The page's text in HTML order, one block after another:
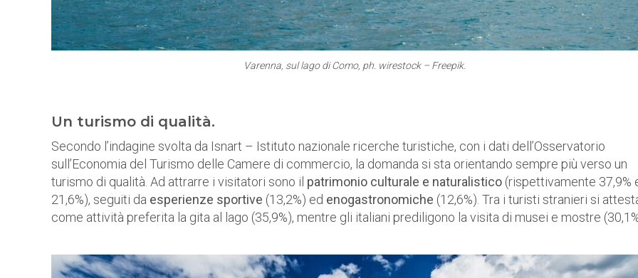
Varenna, sul lago di Como, ph. wirestock – Freepik.
Un turismo di qualità.
Secondo l’indagine svolta da Isnart – Istituto nazionale ricerche turistiche, con i dati dell’Osservatorio
sull’Economia del Turismo delle Camere di commercio, la domanda si sta orientando sempre più verso un
turismo di qualità. Ad attrarre i visitatori sono il patrimonio culturale e naturalistico (rispettivamente 37,9%
21,6%), seguiti da esperienze sportive (13,2%) ed enogastronomiche (12,6%). Tra i turisti stranieri si
come attività preferita la gita al lago (35,9%), mentre gli italiani prediligono la visita di musei e mostre